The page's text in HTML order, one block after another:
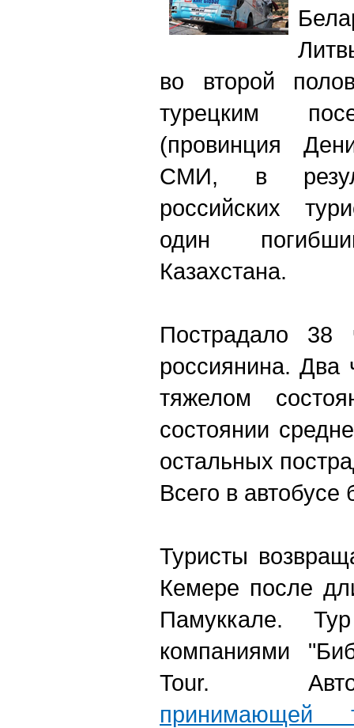
во второй
турецким
(провинция
СМИ, в
российских
один
Казахстана.
Пострадало 38
россиянина. Два
тяжелом
состоянии
остальных
Всего в
Туристы
Кемере после
Памуккале.
компаниями
Tour.
принимающей